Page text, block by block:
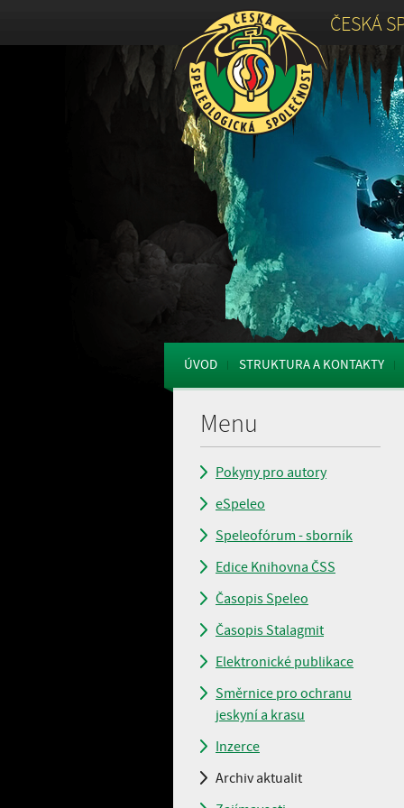
ČESKÁ
ÚVOD STRUKTURA A KONTAKTY
Menu
Pokyny pro autory
eSpeleo
Speleofórum - sborník
Edice Knihovna ČSS
Časopis Speleo
Časopis Stalagmit
Elektronické publikace
Směrnice pro ochranu
jeskyní a krasu
Inzerce
Archiv aktualit